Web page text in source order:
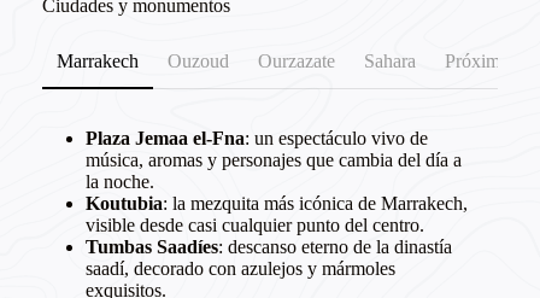
Ciudades y monumentos
Marrakech Ouzoud Ourzazate Sahara
Plaza Jemaa el-Fna: un espectáculo vivo de
música, aromas y personajes que cambia del día a
la noche.
Koutubia: la mezquita más icónica de Marrakech,
visible desde casi cualquier punto del centro.
Tumbas Saadíes: descanso eterno de la dinastía
saadí, decorado con azulejos y mármoles
exquisitos.